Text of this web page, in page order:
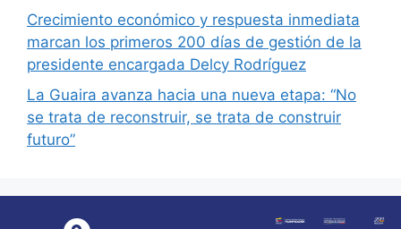
Crecimiento económico y respuesta inmediata
marcan los primeros 200 días de gestión de la
presidente encargada Delcy Rodríguez
La Guaira avanza hacia una nueva etapa: “No
se trata de reconstruir, se trata de construir
futuro”